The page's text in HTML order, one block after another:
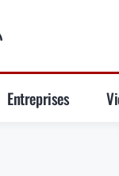
Entreprises